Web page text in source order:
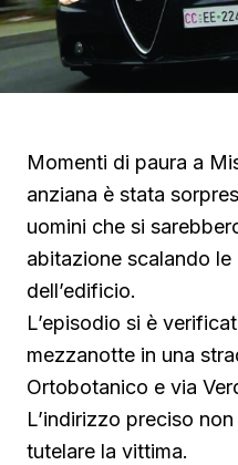
Momenti di paura a
anziana è stata
uomini che si
abitazione scalando
dell’edificio.
L’episodio si è
mezzanotte in una
Ortobotanico e via
L’indirizzo preciso
tutelare la vittima.